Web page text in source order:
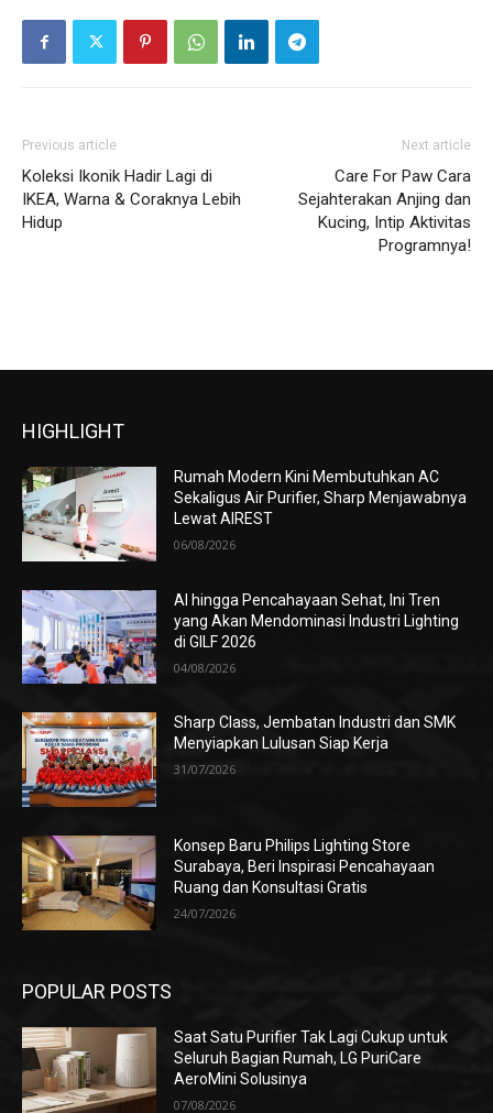
Previous article
Koleksi Ikonik Hadir Lagi di
IKEA, Warna & Coraknya Lebih
Hidup
Next article
Care For Paw Cara
Sejahterakan Anjing dan
Kucing, Intip Aktivitas
Programnya!
HIGHLIGHT
Rumah Modern Kini Membutuhkan AC
Sekaligus Air Purifier, Sharp Menjawabnya
Lewat AIREST
06/08/2026
AI hingga Pencahayaan Sehat, Ini Tren
yang Akan Mendominasi Industri Lighting
di GILF 2026
04/08/2026
Sharp Class, Jembatan Industri dan SMK
Menyiapkan Lulusan Siap Kerja
31/07/2026
Konsep Baru Philips Lighting Store
Surabaya, Beri Inspirasi Pencahayaan
Ruang dan Konsultasi Gratis
24/07/2026
POPULAR POSTS
Saat Satu Purifier Tak Lagi Cukup untuk
Seluruh Bagian Rumah, LG PuriCare
AeroMini Solusinya
07/08/2026